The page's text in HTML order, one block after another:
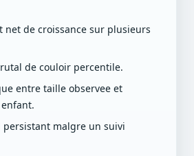
net de croissance sur plusieurs
de couloir percentile.
entre taille observee et
persistant malgre un suivi